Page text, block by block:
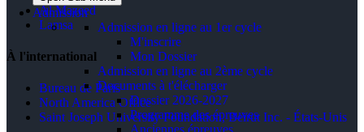
Admission
Admission en ligne au 1er cycle
M'inscrire
Mon Dossier
Admission en ligne au 2ème cycle
Documents à t'élécharger
Dossier 2026-2027
Programme des épreuves
Anciennes épreuves
Al Mazeed
Lamsa
À l'international
Bureau de Paris
North America Office
Saint Joseph University Foundation, Beirut Inc. - États-Unis